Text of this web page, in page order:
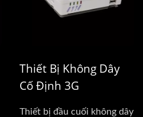
Thiết Bị Không Dây
Cố Định 3G
Thiết bị đầu cuối không dây